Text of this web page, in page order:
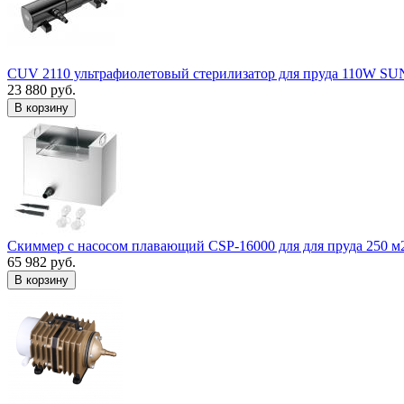
CUV 2110 ультрафиолетовый стерилизатор для пруда 110W
23 880 руб.
В корзину
Скиммер с насосом плавающий CSP-16000 для для пруда 250
65 982 руб.
В корзину